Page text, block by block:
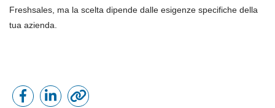
Freshsales, ma la scelta dipende dalle esigenze specifiche della
tua azienda.